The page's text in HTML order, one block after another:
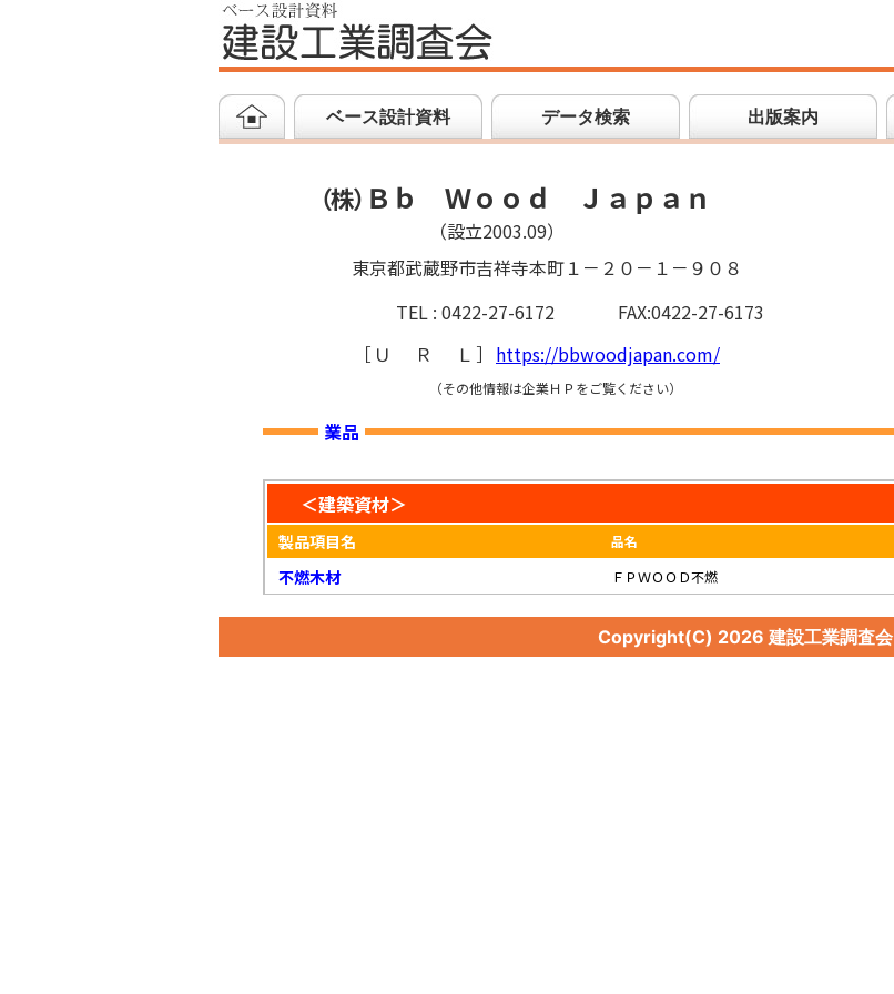
ベース設計資料 データ検索 出版案内
（株）Ｂｂ Ｗｏｏｄ Ｊａｐａｎ
（設立2003.09）
東京都武蔵野市吉祥寺本町１－２０－１－９０８
TEL : 0422-27-6172
FAX:0422-27-6173
［ ＵＲＬ ］ https://bbwoodjapan.com/
（その他情報は企業ＨＰをご覧ください）
業品
＜建築資材＞
製品項目名 品名
不燃木材 ＦＰＷＯＯＤ不燃
Copyright(C) 2026 建設工業調査会